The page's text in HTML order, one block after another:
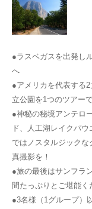
●ラスベガスを出発し
へ
●アメリカを代表する
立公園を1つのツアー
●神秘の秘境アンテロ
ド、人工湖レイクパ
ではノスタルジック
真撮影を！
●旅の最後はサンフラ
間たっぷりとご堪能く
●3名様（1グループ）